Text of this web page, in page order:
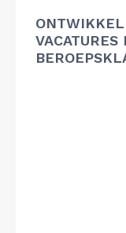
VACATURES